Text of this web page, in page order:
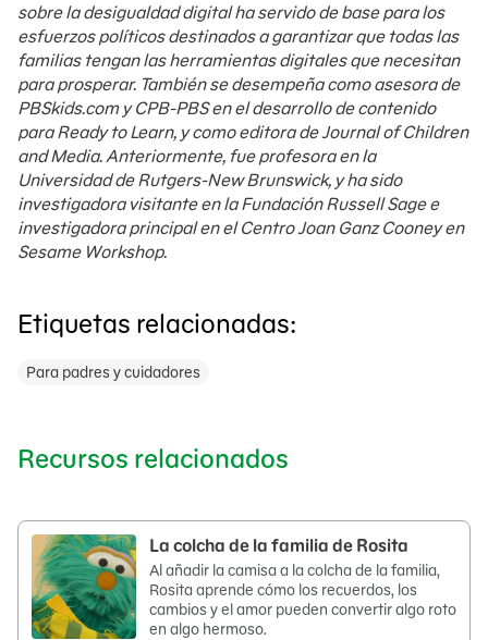
sobre la desigualdad digital ha servido de base para los
esfuerzos políticos destinados a garantizar que todas las
familias tengan las herramientas digitales que necesitan
para prosperar. También se desempeña como asesora de
PBSkids.com y CPB-PBS en el desarrollo de contenido
para Ready to Learn, y como editora de Journal of Children
and Media. Anteriormente, fue profesora en la
Universidad de Rutgers-New Brunswick, y ha sido
investigadora visitante en la Fundación Russell Sage e
investigadora principal en el Centro Joan Ganz Cooney en
Sesame Workshop.
Etiquetas relacionadas:
Para padres y cuidadores
Recursos relacionados
La colcha de la familia de Rosita
Al añadir la camisa a la colcha de la familia,
Rosita aprende cómo los recuerdos, los
cambios y el amor pueden convertir algo roto
en algo hermoso.